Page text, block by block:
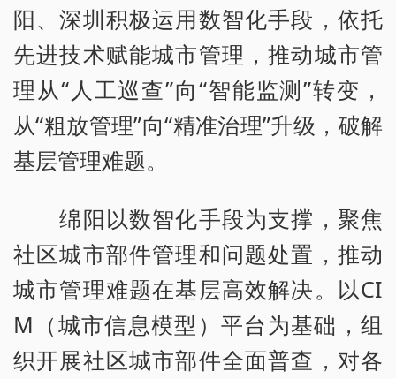
阳、深圳积极运用数智化手段，依托
先进技术赋能城市管理，推动城市管
理从“人工巡查”向“智能监测”转变，
从“粗放管理”向“精准治理”升级，破解
基层管理难题。
绵阳以数智化手段为支撑，聚焦
社区城市部件管理和问题处置，推动
城市管理难题在基层高效解决。以CI
M（城市信息模型）平台为基础，组
织开展社区城市部件全面普查，对各